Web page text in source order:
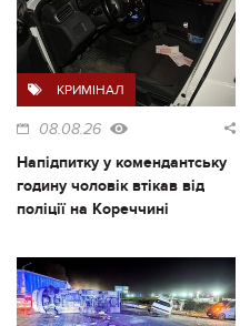
КРИМІНАЛ
08.08.26
Напідпитку у комендантську
годину чоловік втікав від
поліції на Кореччині